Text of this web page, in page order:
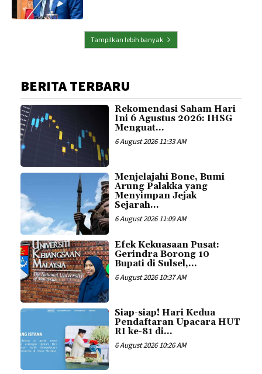
Tampilkan lebih banyak
BERITA TERBARU
Rekomendasi Saham Hari
Ini 6 Agustus 2026: IHSG
Menguat...
6 August 2026 11:33 AM
Menjelajahi Bone, Bumi
Arung Palakka yang
Menyimpan Jejak
Sejarah...
6 August 2026 11:09 AM
Efek Kekuasaan Pusat:
Gerindra Borong 10
Bupati di Sulsel,...
6 August 2026 10:37 AM
Siap-siap! Hari Kedua
Pendaftaran Upacara HUT
RI ke-81 di...
6 August 2026 10:26 AM